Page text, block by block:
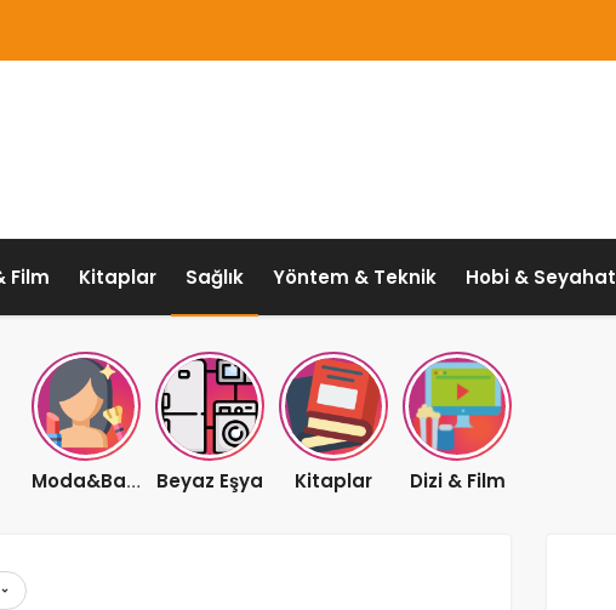
Film Kitaplar Sağlık Yöntem & Teknik Hobi & Seyahat
Moda&Bakım Beyaz Eşya Kitaplar Dizi & Film